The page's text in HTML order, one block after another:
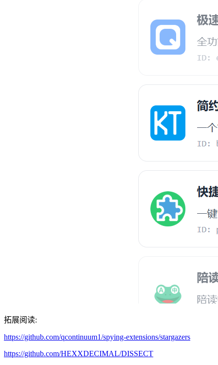
拓展阅读:
https://github.com/qcontinuum1/spying-extensions/stargazers
https://github.com/HEXXDECIMAL/DISSECT